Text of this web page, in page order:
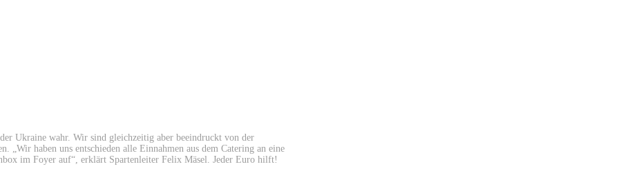
Ukraine wahr. Wir sind gleichzeitig aber beeindruckt von der
haben uns entschieden alle Einnahmen aus dem Catering an eine
im Foyer auf“, erklärt Spartenleiter Felix Mäsel. Jeder Euro hilft!